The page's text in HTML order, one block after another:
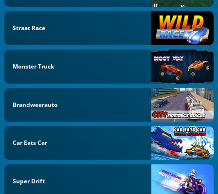
Straat Race
Monster Truck
Brandweerauto
Car Eats Car
Super Drift